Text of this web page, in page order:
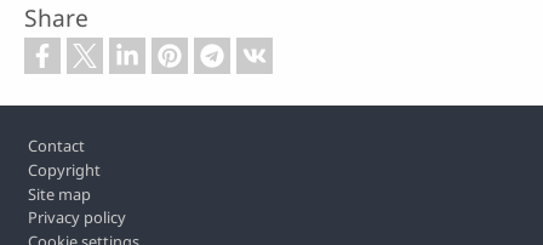
Share
Footer
Contact
Copyright
Site map
Privacy policy